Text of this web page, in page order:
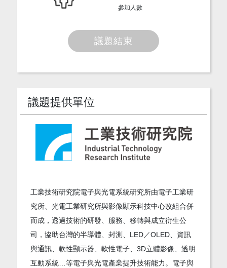
參加人數
議題結束
議題提供單位
工業技術研究院電子與光電系統研究所由電子工業研
究所、光電工業研究所與影像顯示科技中心改組合併
而成，透過技術的研發、服務、移轉與成立衍生公
司，協助台灣的半導體、封測、LED／OLED、資訊
與通訊、軟性顯示器、軟性電子、3D立體影像、透明
互動系統…等電子與光電產業提升技術能力。電子與